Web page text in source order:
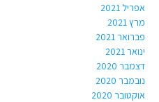
אפריל 2021
מרץ 2021
פברואר 2021
ינואר 2021
דצמבר 2020
נובמבר 2020
אוקטובר 2020